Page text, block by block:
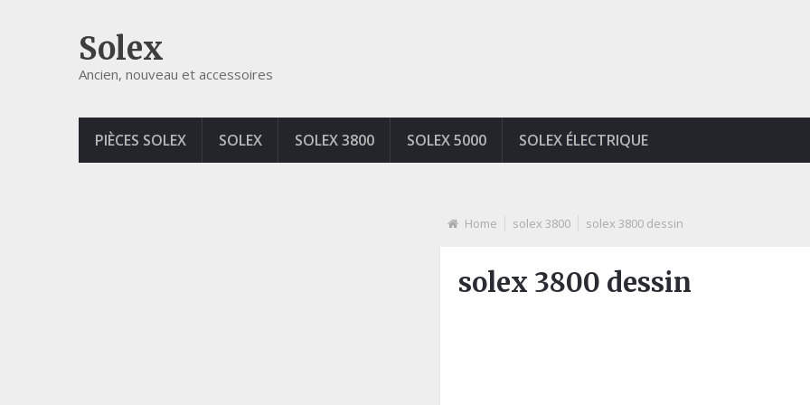
Solex
Ancien, nouveau et accessoires
PIÈCES SOLEX SOLEX SOLEX 3800 SOLEX 5000 SOLEX ÉLECTRIQUE
Home solex 3800 solex 3800 dessin
solex 3800 dessin